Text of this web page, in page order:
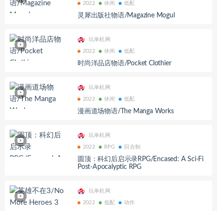
2022 休闲 低配
灵犀出版社物语/Magazine Mogul
玩单机网
2022 休闲 低配
时尚洋品店物语/Pocket Clothier
玩单机网
2022 休闲 低配
漫画道场物语/The Manga Works
玩单机网
2022 RPG 回合制
圆顶：科幻后启示录RPG/Encased: A Sci-Fi
Post-Apocalyptic RPG
玩单机网
2022 低配 动作